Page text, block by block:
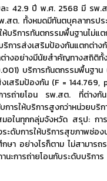
ละ 42.9 ปี พ.ศ. 2568 มี รพ
.สต. ทั้งหมดมีทันตบุคลากรปร
บริการทันตกรรมพื้นฐานไม่แต
การส่งเสริมป้องกันแตกต่า
งอย่างมีนัยสำคัญทางสถิติทั้
บริการทันตกรรมพื้นฐา
เสริมป้องกัน (F = 144.769,
การถ่ายโอน รพ.สต. ที่ต่า
การให้บริการสูงกว่าหน่วยบริ
มอในทุกกลุ่มจังหวัด สรุป: กา
ะดับการให้บริการสุขภาพช่อง
กษา อย่างไรก็ตาม ไม่สามาร
นะการถ่ายโอนกับระดับบริการ